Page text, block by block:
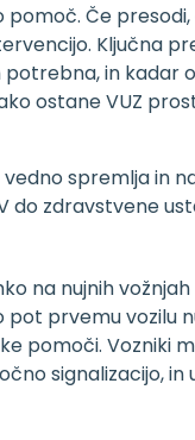
Če
Ključna
in kadar
ostane VUZ
spremlja in
zdravstvene
na nujnih
pot prvemu vozilu
pomoči. Vozniki
signalizacijo,